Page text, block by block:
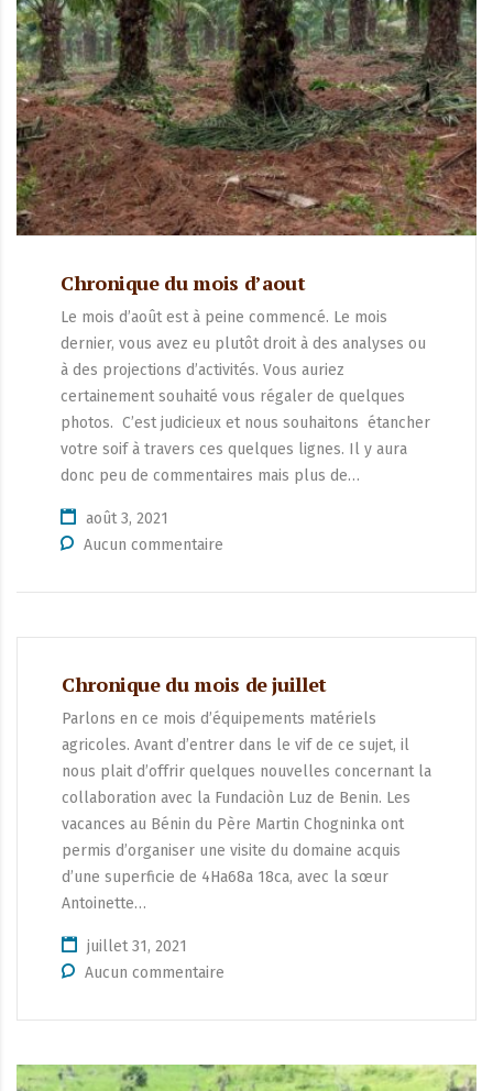
Chronique du mois d’aout
Le mois d’août est à peine commencé. Le mois
dernier, vous avez eu plutôt droit à des analyses ou
à des projections d’activités. Vous auriez
certainement souhaité vous régaler de quelques
photos. C’est judicieux et nous souhaitons étancher
votre soif à travers ces quelques lignes. Il y aura
donc peu de commentaires mais plus de…
août 3, 2021
Aucun commentaire
Chronique du mois de juillet
Parlons en ce mois d’équipements matériels
agricoles. Avant d’entrer dans le vif de ce sujet, il
nous plait d’offrir quelques nouvelles concernant la
collaboration avec la Fundaciòn Luz de Benin. Les
vacances au Bénin du Père Martin Chogninka ont
permis d’organiser une visite du domaine acquis
d’une superficie de 4Ha68a 18ca, avec la sœur
Antoinette…
juillet 31, 2021
Aucun commentaire